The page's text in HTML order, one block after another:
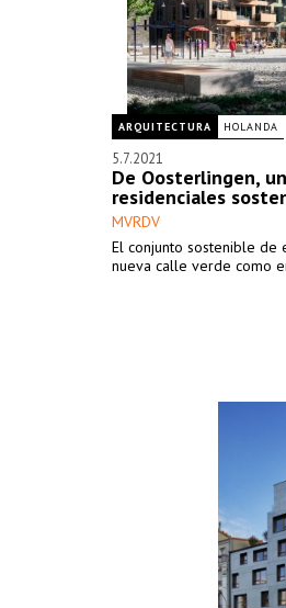
ARQUITECTURA HOLANDA
5.7.2021
De Oosterlingen,
residenciales
MVRDV
El conjunto sostenible de
nueva calle verde como